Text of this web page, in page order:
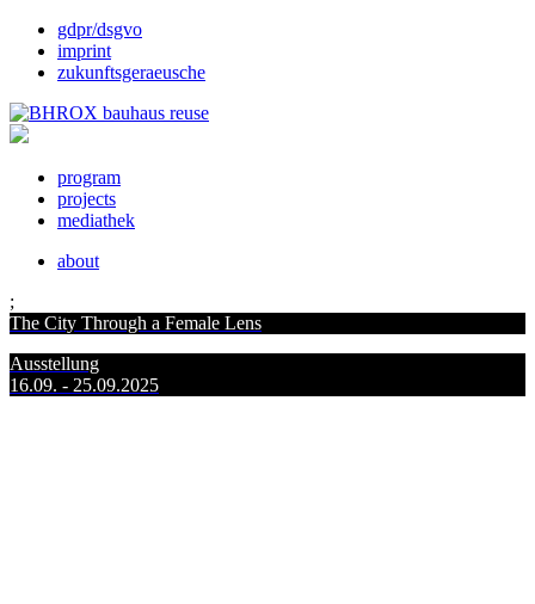
gdpr/dsgvo
imprint
zukunftsgeraeusche
program
projects
mediathek
about
;
The City Through a Female Lens
Ausstellung
16.09. - 25.09.2025